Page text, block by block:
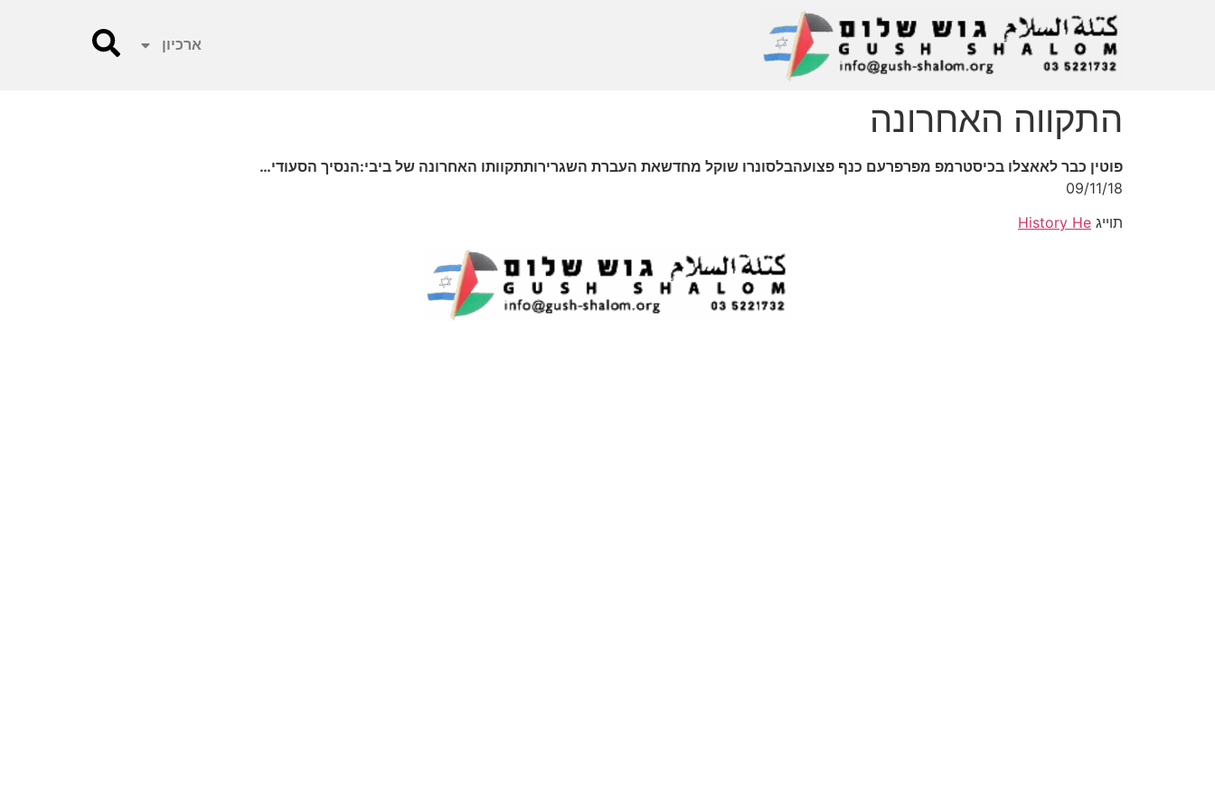
ארכיון
התקווה האחרונה
פוטין כבר לאאצלו בכיסטרמפ מפרפרעם כנף פצועהבלסונרו שוקל מחדשאת העברת השגרירותתקוותו האחרונה של ביבי:הנסיך הסעודי…
09/11/18
תוייג History He